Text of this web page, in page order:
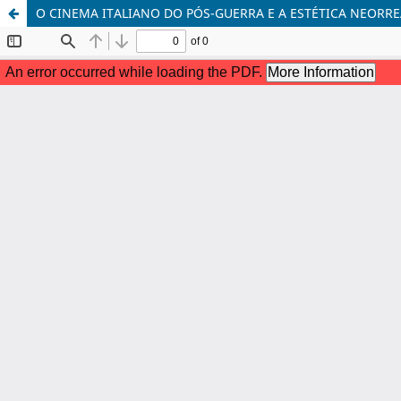
O CINEMA ITALIANO DO PÓS-GUERRA E A ESTÉTICA